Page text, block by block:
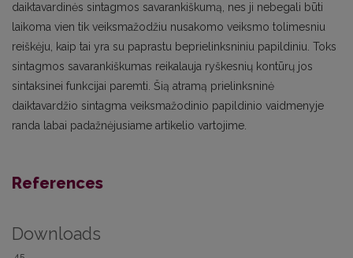
daiktavardinės sintagmos savarankiškumą, nes ji nebegali būti
laikoma vien tik veiksmažodžiu nusakomo veiksmo tolimesniu
reiškėju, kaip tai yra su paprastu beprielinksniniu papildiniu. Toks
sintagmos savarankiškumas reikalauja ryškesnių kontūrų jos
sintaksinei funkcijai paremti. Šią atramą prielinksninė
daiktavardžio sintagma veiksmažodinio papildinio vaidmenyje
randa labai padažnėjusiame artikelio vartojime.
References
Downloads